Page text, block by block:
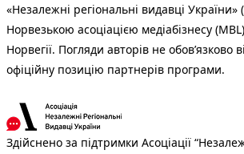
«Незалежні регіональні видавці України»
Норвезькою асоціацією медіабізнесу
Норвегії. Погляди авторів не обов’язково
офіційну позицію партнерів програми.
Здійснено за підтримки Асоціації